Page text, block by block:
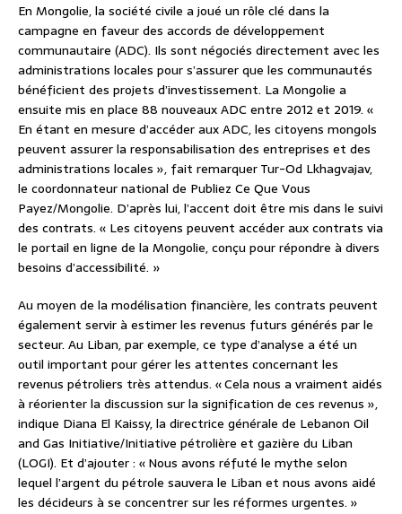
En Mongolie, la société civile a joué un rôle clé dans la
campagne en faveur des accords de développement
communautaire (ADC). Ils sont négociés directement avec les
administrations locales pour s’assurer que les communautés
bénéficient des projets d’investissement. La Mongolie a
ensuite mis en place 88 nouveaux ADC entre 2012 et 2019. «
En étant en mesure d’accéder aux ADC, les citoyens mongols
peuvent assurer la responsabilisation des entreprises et des
administrations locales », fait remarquer Tur-Od Lkhagvajav,
le coordonnateur national de Publiez Ce Que Vous
Payez/Mongolie. D’après lui, l’accent doit être mis dans le suivi
des contrats. « Les citoyens peuvent accéder aux contrats via
le portail en ligne de la Mongolie, conçu pour répondre à divers
besoins d’accessibilité. »
Au moyen de la modélisation financière, les contrats peuvent
également servir à estimer les revenus futurs générés par le
secteur. Au Liban, par exemple, ce type d’analyse a été un
outil important pour gérer les attentes concernant les
revenus pétroliers très attendus. « Cela nous a vraiment aidés
à réorienter la discussion sur la signification de ces revenus »,
indique Diana El Kaissy, la directrice générale de Lebanon Oil
and Gas Initiative/Initiative pétrolière et gazière du Liban
(LOGI). Et d’ajouter : « Nous avons réfuté le mythe selon
lequel l’argent du pétrole sauvera le Liban et nous avons aidé
les décideurs à se concentrer sur les réformes urgentes. »